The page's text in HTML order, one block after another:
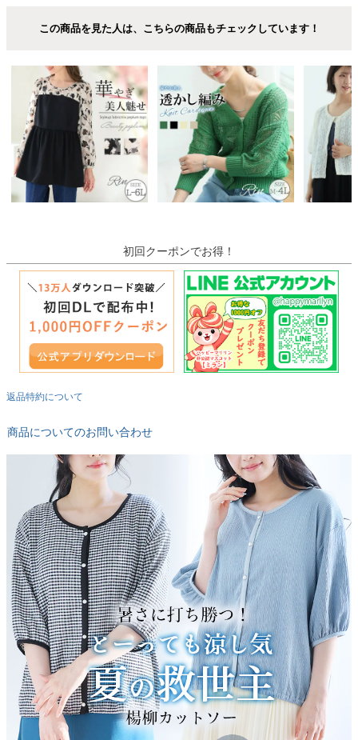
この商品を見た人は、こちらの商品もチェックしています！
初回クーポンでお得！
返品特約について
商品についてのお問い合わせ